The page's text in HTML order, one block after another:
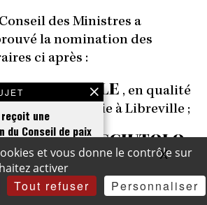
des Ministres a
la nomination des
ci après :
Juste MBELE , en qualité
d’Indonésie à Libreville ;
CACCIUTOLO
Honoraire de la
à Libreville.
reçoit une
du Conseil de paix
de l’UAet vous donne le contrôle sur
activer
Tout refuser Personnaliser
X